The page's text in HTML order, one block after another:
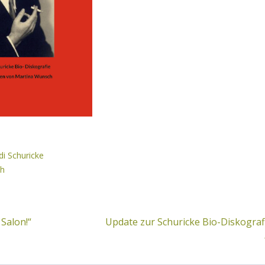
Schuricke
Update zur Schuricke Bio-